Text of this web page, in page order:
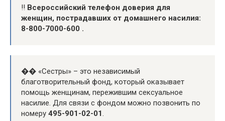
‼️ Всероссийский телефон доверия для
женщин, пострадавших от домашнего насилия:
8-800-7000-600 .
�� «Сестры» – это независимый
благотворительный фонд, который оказывает
помощь женщинам, пережившим сексуальное
насилие. Для связи с фондом можно позвонить по
номеру 495-901-02-01